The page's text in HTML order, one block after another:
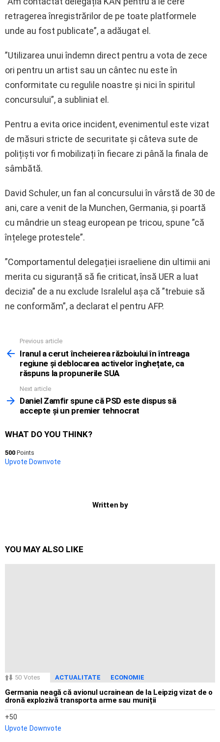
retragerea înregistrărilor de pe toate platformele
unde au fost publicate”, a adăugat el.
”Utilizarea unui îndemn direct pentru a vota de zece
ori pentru un artist sau un cântec nu este în
conformitate cu regulile noastre și nici în spiritul
concursului”, a subliniat el.
Pentru a evita orice incident, evenimentul este vizat
de măsuri stricte de securitate și câteva sute de
polițiști vor fi mobilizați în fiecare zi până la finala de
sâmbătă.
David Schuler, un fan al concursului în vârstă de 30 de
ani, care a venit de la Munchen, Germania, și poartă
cu mândrie un steag european pe tricou, spune ”că
înțelege protestele”.
”Comportamentul delegației israeliene din ultimii ani
merita cu siguranță să fie criticat, însă UER a luat
decizia” de a nu exclude Isralelul așa că ”trebuie să
ne conformăm”, a declarat el pentru AFP.
more
Previous article
Iranul a cerut încheierea războiului în întreaga
regiune și deblocarea activelor înghețate, ca
răspuns la propunerile SUA
Next article
Daniel Zamfir spune că PSD este dispus să
accepte și un premier tehnocrat
WHAT DO YOU THINK?
500 Points
Upvote Downvote
Written by
YOU MAY ALSO LIKE
50 Votes ACTUALITATE ECONOMIE
Germania neagă că avionul ucrainean de la Leipzig vizat de o
dronă explozivă transporta arme sau muniții
50
Upvote Downvote